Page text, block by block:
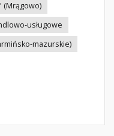
(Mrągowo)
usługowe
mazurskie)